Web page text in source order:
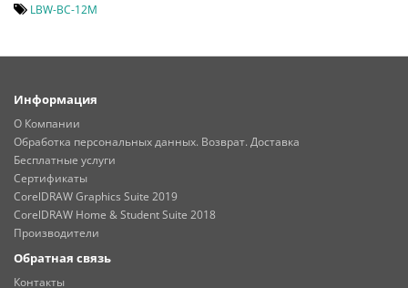
LBW-BC-12M
Информация
О Компании
Обработка персональных данных. Возврат. Доставка
Бесплатные услуги
Сертификаты
CorelDRAW Graphics Suite 2019
CorelDRAW Home & Student Suite 2018
Производители
Обратная связь
Контакты